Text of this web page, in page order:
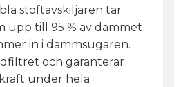
stoftavskiljaren tar
upp till 95 % av dammet
in i dammsugaren.
och garanterar
under hela